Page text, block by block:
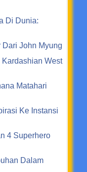
Di Dunia:
John Myung
West
Matahari
Ke Instansi
4 Superhero
Dalam